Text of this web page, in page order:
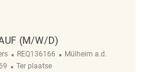
(m/w/d) REQ127659
(M/W/D)
ReqId
REQ136166 Plaats
Mülheim a.d.
Afgelegen
Ter plaatse